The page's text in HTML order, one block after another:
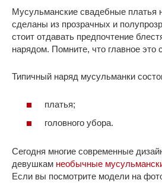
Мусульманские свадебные платья
сделаны из прозрачных и
стоит отдавать предпочтение
нарядом. Помните, что главное это
Типичный наряд мусульманки
платья;
головного убора.
Сегодня многие современные
девушкам необычные
Если вы посмотрите модели на